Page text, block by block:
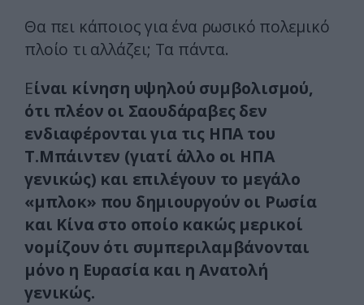
Θα πει κάποιος για ένα ρωσικό πολεμικό
πλοίο τι αλλάζει; Τα πάντα.
Είναι κίνηση υψηλού συμβολισμού,
ότι πλέον οι Σαουδάραβες δεν
ενδιαφέρονται για τις ΗΠΑ του
Τ.Μπάιντεν (γιατί άλλο οι ΗΠΑ
γενικώς) και επιλέγουν το μεγάλο
«μπλοκ» που δημιουργούν οι Ρωσία
και Κίνα στο οποίο κακώς μερικοί
νομίζουν ότι συμπεριλαμβάνονται
μόνο η Ευρασία και η Ανατολή
γενικώς.